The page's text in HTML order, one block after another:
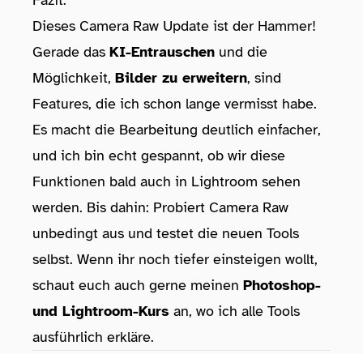
Dieses Camera Raw Update ist der Hammer!
Gerade das KI-Entrauschen und die
Möglichkeit, Bilder zu erweitern, sind
Features, die ich schon lange vermisst habe.
Es macht die Bearbeitung deutlich einfacher,
und ich bin echt gespannt, ob wir diese
Funktionen bald auch in Lightroom sehen
werden. Bis dahin: Probiert Camera Raw
unbedingt aus und testet die neuen Tools
selbst. Wenn ihr noch tiefer einsteigen wollt,
schaut euch auch gerne meinen Photoshop-
und Lightroom-Kurs an, wo ich alle Tools
ausführlich erkläre.